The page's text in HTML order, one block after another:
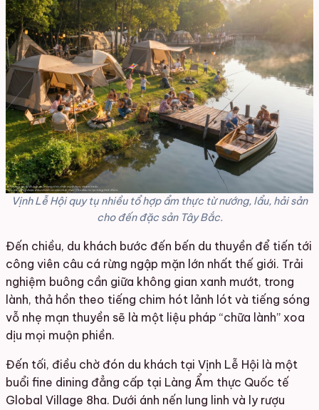
Vịnh Lễ Hội quy tụ nhiều tổ hợp ẩm thực từ nướng, lẩu, hải sản
cho đến đặc sản Tây Bắc.
Đến chiều, du khách bước đến bến du thuyền để tiến tới
công viên câu cá rừng ngập mặn lớn nhất thế giới. Trải
nghiệm buông cần giữa không gian xanh mướt, trong
lành, thả hồn theo tiếng chim hót lảnh lót và tiếng sóng
vỗ nhẹ mạn thuyền sẽ là một liệu pháp “chữa lành” xoa
dịu mọi muộn phiền.
Đến tối, điều chờ đón du khách tại Vịnh Lễ Hội là một
buổi fine dining đẳng cấp tại Làng Ẩm thực Quốc tế
Global Village 8ha. Dưới ánh nến lung linh và ly rượu